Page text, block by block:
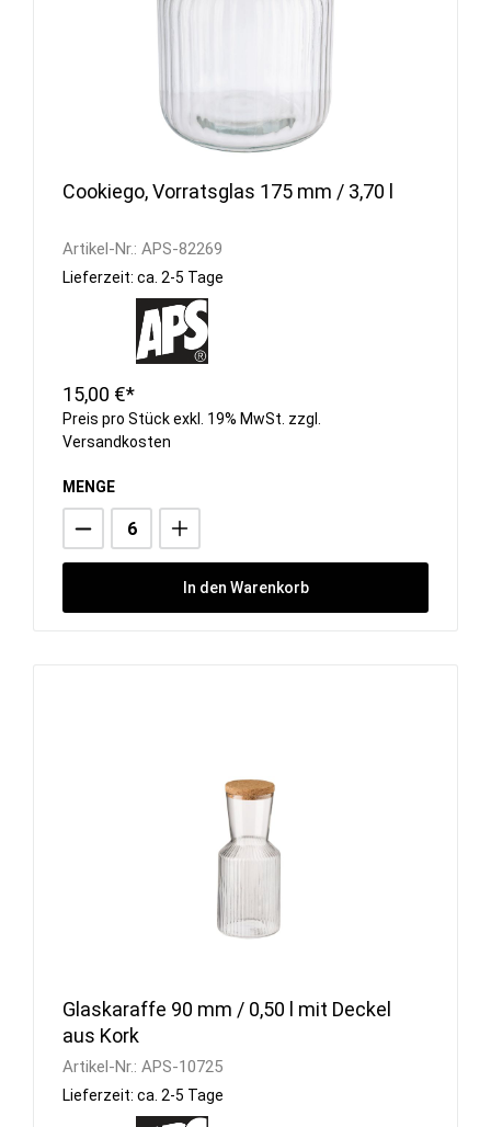
Cookiego, Vorratsglas 175 mm / 3,70 l
Artikel-Nr.: APS-82269
Lieferzeit: ca. 2-5 Tage
15,00 €*
Preis pro Stück exkl. 19% MwSt. zzgl.
Versandkosten
MENGE
In den Warenkorb
Glaskaraffe 90 mm / 0,50 l mit Deckel
aus Kork
Artikel-Nr.: APS-10725
Lieferzeit: ca. 2-5 Tage